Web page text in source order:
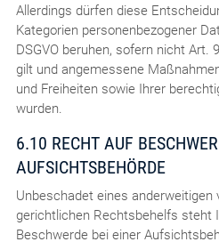
Allerdings dürfen diese
Kategorien personenbezogener
DSGVO beruhen, sofern nicht Art.
gilt und angemessene
und Freiheiten sowie Ihrer
wurden.
6.10 RECHT AUF
AUFSICHTSBEHÖRDE
Unbeschadet eines
gerichtlichen Rechtsbehelfs steht
Beschwerde bei einer